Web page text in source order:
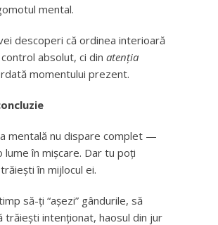
mental.
descoperi că ordinea interioară
absolut, ci din atenția
momentului prezent.
mentală nu dispare complet —
în mișcare. Dar tu poți
trăiești în mijlocul ei.
să-ți “așezi” gândurile, să
trăiești intenționat, haosul din jur